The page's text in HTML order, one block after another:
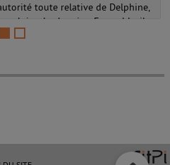
toute relative de Delphine,
gloire des bassins. Ensemble, ils
libres e...